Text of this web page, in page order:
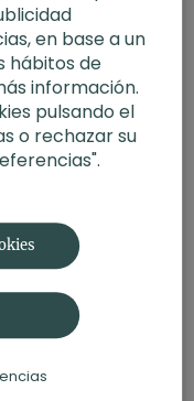
en base a un
hábitos de
información.
pulsando el
o rechazar su